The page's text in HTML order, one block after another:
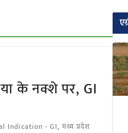
के नक्शे पर, GI
Indication - GI, मध्य प्रदेश